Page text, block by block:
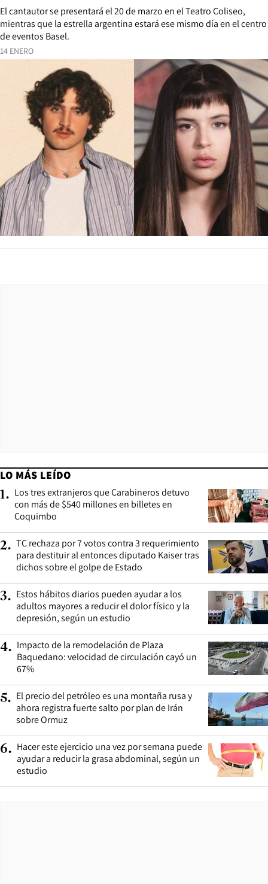
14 ENERO
El cantautor se presentará el 20 de marzo en el Teatro Coliseo,
mientras que la estrella argentina estará ese mismo día en el centro
de eventos Basel.
LO MÁS LEÍDO
1. Los tres extranjeros que Carabineros detuvo
con más de $540 millones en billetes en
Coquimbo
2. TC rechaza por 7 votos contra 3 requerimiento
para destituir al entonces diputado Kaiser tras
dichos sobre el golpe de Estado
3. Estos hábitos diarios pueden ayudar a los
adultos mayores a reducir el dolor físico y la
depresión, según un estudio
4. Impacto de la remodelación de Plaza
Baquedano: velocidad de circulación cayó un
67%
5. El precio del petróleo es una montaña rusa y
ahora registra fuerte salto por plan de Irán
sobre Ormuz
6. Hacer este ejercicio una vez por semana puede
ayudar a reducir la grasa abdominal, según un
estudio